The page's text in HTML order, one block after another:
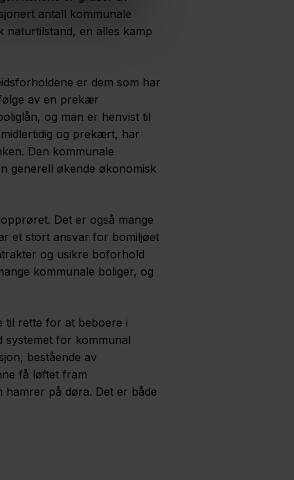
antall kommunale
naturtilstand, en alles kamp
er dem som har
av en prekær
og man er henvist til
og prekært, har
Den kommunale
generell økende økonomisk
Det er også mange
et stort ansvar for bomiljøet
og usikre boforhold
kommunale boliger, og
til rette for at beboere i
systemet for kommunal
bestående av
få løftet fram
hamrer på døra. Det er både